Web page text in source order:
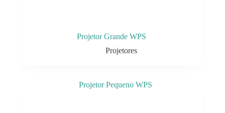
Projetor Grande WPS
Projetores